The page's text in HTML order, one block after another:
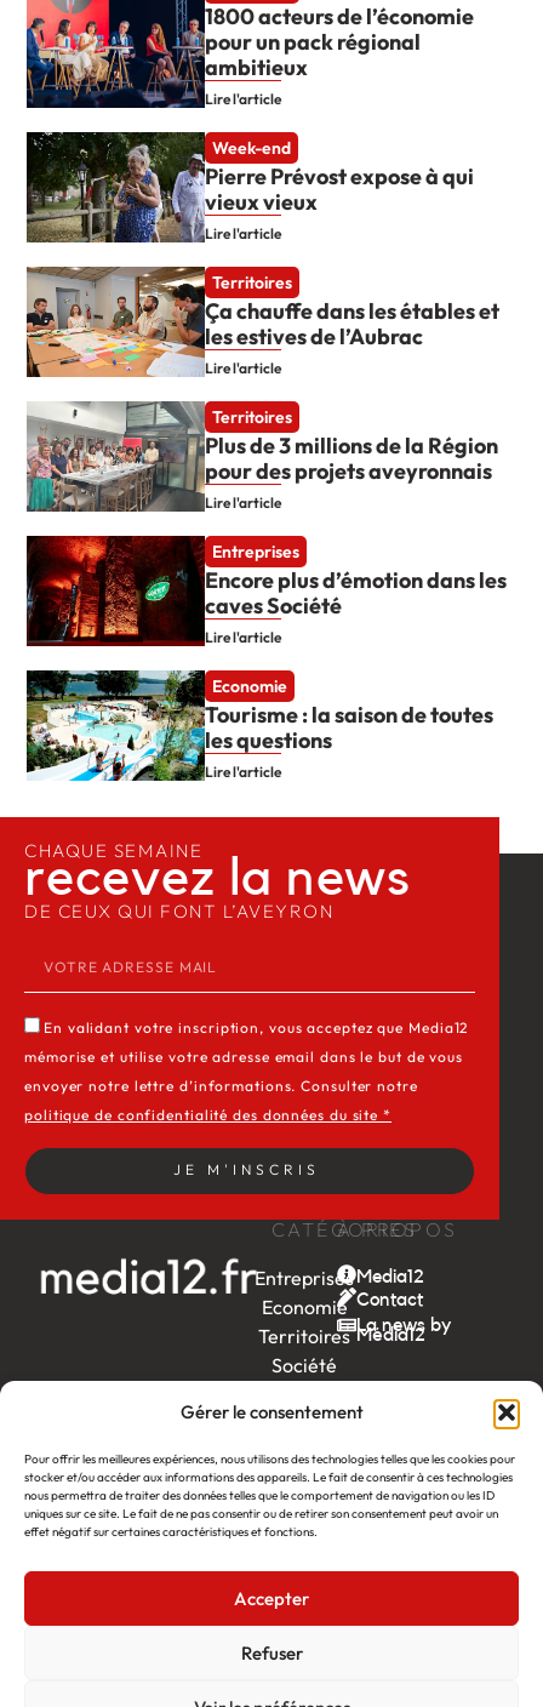
Gérer le consentement
Pour offrir les meilleures expériences, nous utilisons des technologies telles que les cookies pour
stocker et/ou accéder aux informations des appareils. Le fait de consentir à ces technologies
nous permettra de traiter des données telles que le comportement de navigation ou les ID
uniques sur ce site. Le fait de ne pas consentir ou de retirer son consentement peut avoir un
effet négatif sur certaines caractéristiques et fonctions.
Accepter
Refuser
1800 acteurs de l’économie
pour un pack régional
ambitieux
Lire l'article
Week-end
Pierre Prévost expose à qui
vieux vieux
Lire l'article
Territoires
Ça chauffe dans les étables et
les estives de l’Aubrac
Lire l'article
Territoires
Plus de 3 millions de la Région
pour des projets aveyronnais
Lire l'article
Entreprises
Encore plus d’émotion dans les
caves Société
Lire l'article
Economie
Tourisme : la saison de toutes
les questions
Lire l'article
CATÉGORIES
Entreprises
Economie
Territoires
Société
end
Ambition
by EDF
itw
by
Léa
À PROPOS
Media12
Contact
La news by
Média12
CHAQUE SEMAINE
recevez la news​
DE CEUX QUI FONT L’AVEYRON
En validant votre inscription, vous acceptez que Media12
mémorise et utilise votre adresse email dans le but de vous
envoyer notre lettre d’informations. Consulter notre
politique de confidentialité des données du site *
JE M'INSCRIS